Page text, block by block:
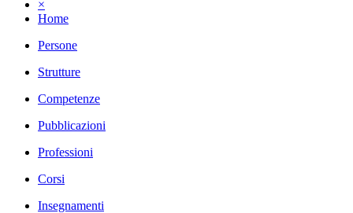
×
Home
Persone
Strutture
Competenze
Pubblicazioni
Professioni
Corsi
Insegnamenti